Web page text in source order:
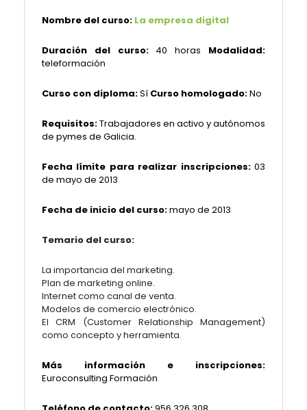
Nombre del curso: La empresa digital
Duración del curso:40 horas Modalidad:
teleformación
Curso con diploma:Sí Curso homologado:No
Requisitos:Trabajadores en activo y autónomos
de pymes de Galicia.
Fecha límite para realizar inscripciones:03
de mayo de 2013
Fecha de inicio del curso:mayo de 2013
Temario del curso:
La importancia del marketing.
Plan de marketing online.
Internet como canal de venta.
Modelos de comercio electrónico.
El CRM (Customer Relationship Management)
como concepto y herramienta.
Más información e inscripciones:
Euroconsulting Formación